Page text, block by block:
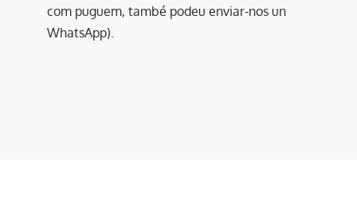
com puguem, també podeu enviar-nos un
WhatsApp).